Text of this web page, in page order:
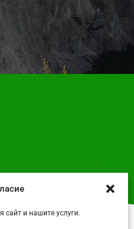
сайт и нашите услуги.